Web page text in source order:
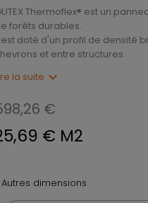
Thermoflex® est un
forêts durables.
est doté d'un profil de densité
et entre structures.
la suite expand_more
€
€ M2
Autres dimensions